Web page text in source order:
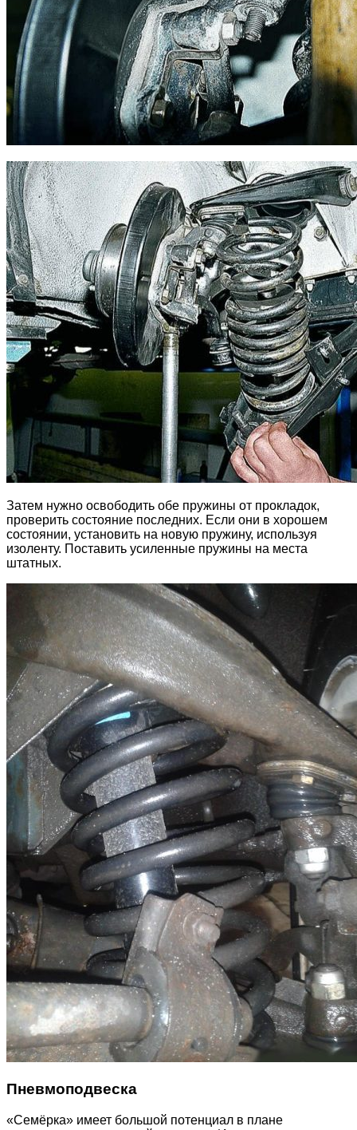
Затем нужно освободить обе пружины от прокладок,
проверить состояние последних. Если они в хорошем
состоянии, установить на новую пружину, используя
изоленту. Поставить усиленные пружины на места
штатных.
Пневмоподвеска
«Семёрка» имеет большой потенциал в плане